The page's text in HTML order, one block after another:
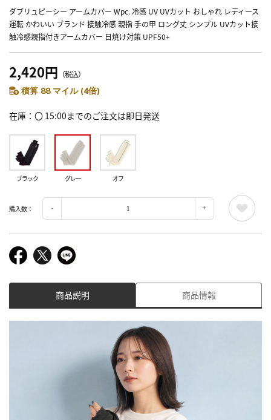
ダブリュピーシー アームカバー Wpc. 冷感 UV UVカット おしゃれ レディース
運転 かわいい ブランド 接触冷感 親指 手の甲 ロング丈 シンプル UVカット接
触冷感親指付きアームカバー 日焼け対策 UPF50+
2,420円 （税込）
積算 88 マイル (4倍)
在庫 〇 15:00までのご注文は即日発送
ブラック グレー オフ
購入数：
商品説明 商品情報